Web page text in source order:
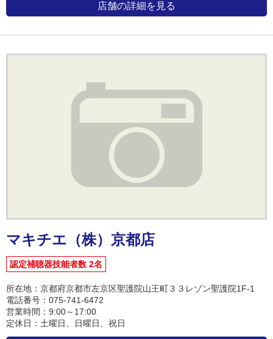
店舗の詳細を見る
マキチエ（株）京都店
認定補聴器技能者数 2名
所在地：京都府京都市左京区聖護院山王町３３レゾン聖護院1F-1
電話番号：075-741-6472
営業時間：9:00～17:00
定休日：土曜日、日曜日、祝日